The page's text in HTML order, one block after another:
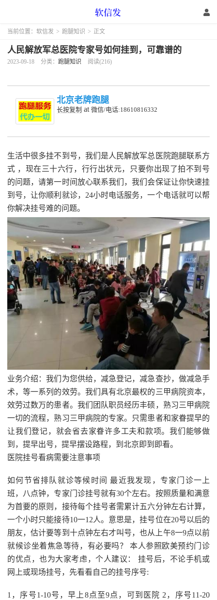
当前位置： 软信发 > 跑腿知识 > 正文
人民解放军总医院专家号如何挂到，可靠谱的
2023-09-18 分类： 跑腿知识 阅读(216)
北京老牌跑腿
长按复制 at 微信/电话:18610816332
生活中很多挂不到号，我们是人民解放军总医院跑腿联系方
式 ，现在三十六行，行行出状元，只要你出现了拍不到号
的问题，请第一时间放心联系我们，我们会保证让你快速挂
到号，让你顺利就诊，24小时电话服务，一个电话就可以帮
你解决挂号难的问题。
业务介绍：我们为您供给，减急登记，减急查抄，做减急手
术，等一系列的效劳。我们具有北京最权的三甲病院资本，
效劳过数万的患者。我们团队职员经历丰硕，熟习三甲病院
一切的流程，熟习三甲病院的专家。只需患者和家眷提早的
让我们登记，就会省去家眷许多工夫和款项。我们能够做
到，提早出号，提早摆设路程，到北京即到即看。
医院挂号看病需要注意事项
如何节省排队就诊等候时间 最近我发现，专家门诊一上
班，八点钟，专家门诊挂号就有30个左右。按照质量和满意
为首要的原则，接待每个挂号者需累计五六分钟左右计算，
一个小时只能接待10一12人。意思是，挂号位在20号以后的
朋友，估计要等到十点钟左右才叫号，也从上午8一9点以前
就候诊坐着焦急等待，有必要吗？ 本人参照欧美预约门诊
的优点，也为大家考虑，个人建议： 挂号后，不论手机或
网上或现场挂号，先看看自己的挂号序号:
1，序号1-10号，早上8点至9点，可到医院 2，序号11-20